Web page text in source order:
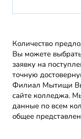
Количество
Вы можете
заявку на
точную
Филиал Мытищи
сайте колледжа.
данные по всем
общее